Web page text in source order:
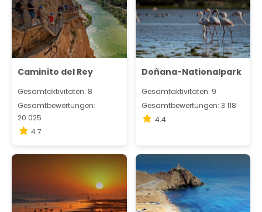
Caminito del Rey
Gesamtaktivitäten: 8
Gesamtbewertungen:
20.025
4.7
Doñana-Nationalpark
Gesamtaktivitäten: 9
Gesamtbewertungen: 3.118
4.4